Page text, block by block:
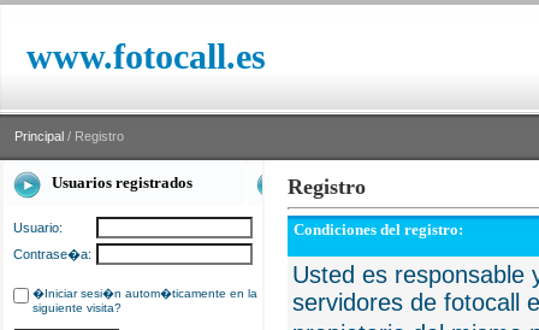
www.fotocall.es
Principal / Registro
Usuarios registrados
Usuario:
Contrase�a:
�Iniciar sesi�n autom�ticamente en la
siguiente visita?
Registro
Condiciones del registro:
Usted es responsable
servidores de fotocall